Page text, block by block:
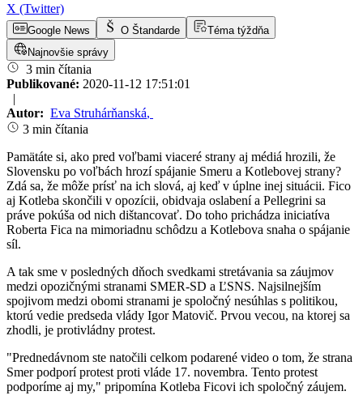
X (Twitter)
Google News O Štandarde
Téma týždňa
Najnovšie správy
3 min čítania
Publikované: 2020-11-12 17:51:01
|
Autor: Eva Struhárňanská,
3 min čítania
Pamätáte si, ako pred voľbami viaceré strany aj médiá hrozili, že
Slovensku po voľbách hrozí spájanie Smeru a Kotlebovej strany?
Zdá sa, že môže prísť na ich slová, aj keď v úplne inej situácii. Fico
aj Kotleba skončili v opozícii, obidvaja oslabení a Pellegrini sa
práve pokúša od nich dištancovať. Do toho prichádza iniciatíva
Roberta Fica na mimoriadnu schôdzu a Kotlebova snaha o spájanie
síl.
A tak sme v posledných dňoch svedkami stretávania sa záujmov
medzi opozičnými stranami SMER-SD a ĽSNS. Najsilnejším
spojivom medzi obomi stranami je spoločný nesúhlas s politikou,
ktorú vedie predseda vlády Igor Matovič. Prvou vecou, na ktorej sa
zhodli, je protivládny protest.
"Prednedávnom ste natočili celkom podarené video o tom, že strana
Smer podporí protest proti vláde 17. novembra. Tento protest
podporíme aj my," pripomína Kotleba Ficovi ich spoločný záujem.